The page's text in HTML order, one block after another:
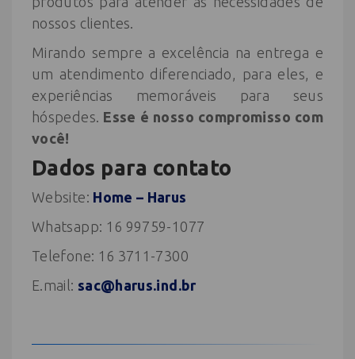
nossos clientes.
Mirando sempre a excelência na entrega e
um atendimento diferenciado, para eles, e
experiências memoráveis para seus
hóspedes. Esse é nosso compromisso com
você!
Dados para contato
Website: Home – Harus
Whatsapp: 16 99759-1077
Telefone: 16 3711-7300
E.mail: sac@harus.ind.br